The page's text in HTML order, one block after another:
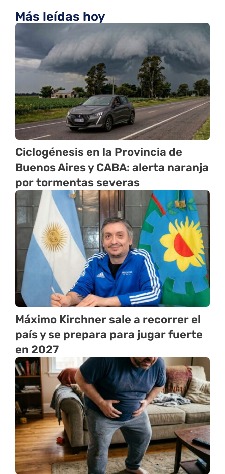
Más leídas hoy
Ciclogénesis en la Provincia de
Buenos Aires y CABA: alerta naranja
por tormentas severas
Máximo Kirchner sale a recorrer el
país y se prepara para jugar fuerte
en 2027